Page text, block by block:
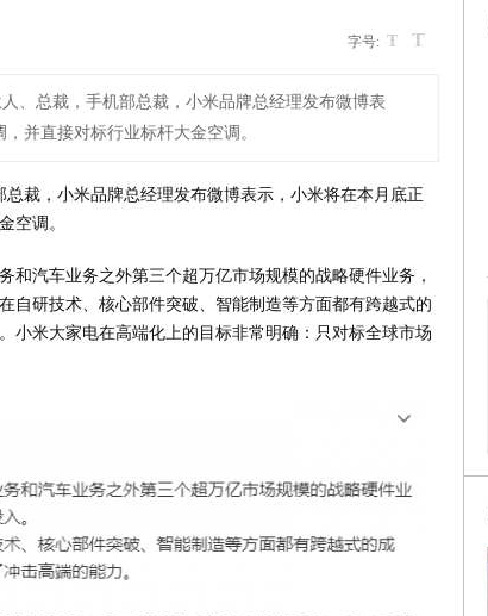
字号: T T
、总裁，手机部总裁，小米品牌总经理发布微博表
并直接对标行业标杆大金空调。
裁，小米品牌总经理发布微博表示，小米将在本月底正
空调。
和汽车业务之外第三个超万亿市场规模的战略硬件业务，
自研技术、核心部件突破、智能制造等方面都有跨越式的
小米大家电在高端化上的目标非常明确：只对标全球市场